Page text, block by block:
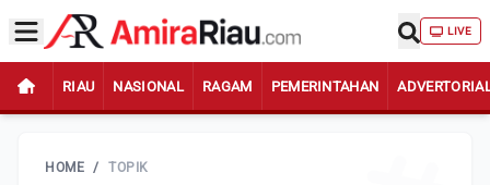
LIVE
RIAU NASIONAL RAGAM PEMERINTAHAN
HOME / TOPIK